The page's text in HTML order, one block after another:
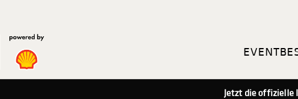
EVENT
Jetzt die offizielle